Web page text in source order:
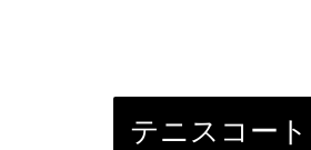
テニスコー